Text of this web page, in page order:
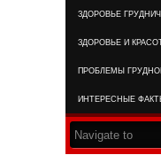
ЗДОРОВЬЕ
ЗДОРОВЬЕ И
ПРОБЛЕМЫ
ИНТЕРЕСНЫЕ